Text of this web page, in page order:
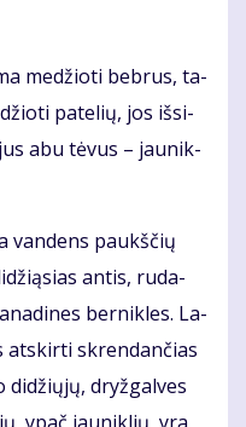
me­džio­ti beb­rus, ta­
pa­te­lių, jos iš­si­
abu tė­vus – jau­nik­
van­dens paukš­čių
an­tis, ru­da­
ber­nik­les. La­
at­skir­ti skren­dan­čias
dryž­gal­ves